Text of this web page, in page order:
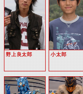
野上良太郎 小太郎